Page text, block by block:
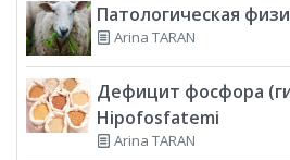
Патологическая
Arina TARAN
Дефицит фосфора
Hipofosfatemi
Arina TARAN